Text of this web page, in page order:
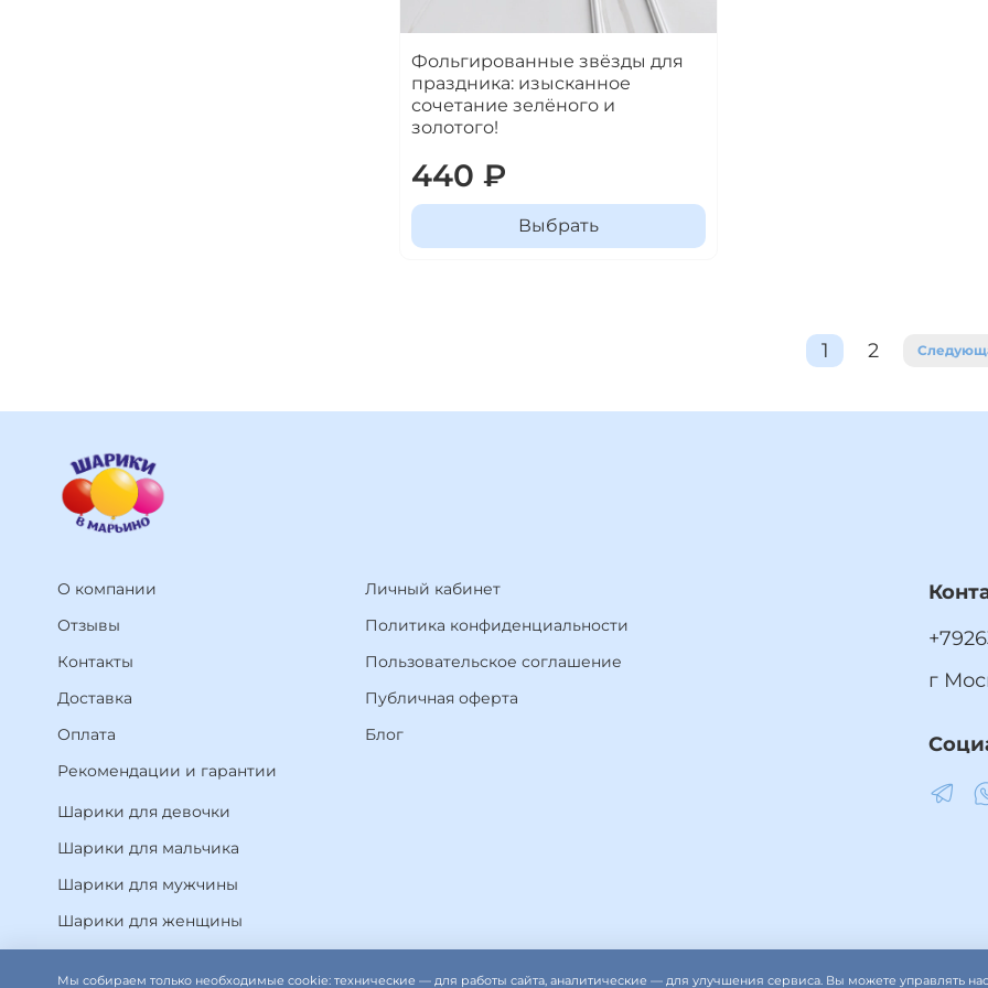
Фольгированные звёзды для
праздника: изысканное
сочетание зелёного и
золотого!
440 ₽
Выбрать
1 2
О компании
Отзывы
Контакты
Доставка
Оплата
Рекомендации и гарантии
Личный кабинет
Политика конфиденциальности
Пользовательское соглашение
Публичная оферта
Блог
Шарики для девочки
Шарики для мальчика
Шарики для мужчины
Шарики для женщины
г
Мы собираем только необходимые cookie: технические — для работы сайта, аналитические — для улучшения сервиса. Вы можете управлять